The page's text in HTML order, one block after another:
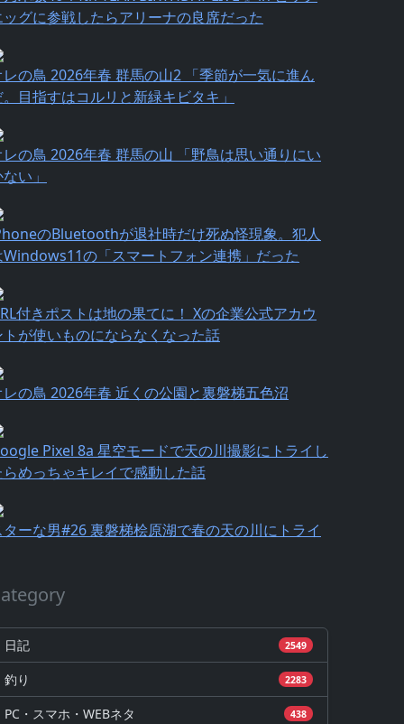
ッグに参戦したらアリーナの良席だった
レの鳥 2026年春 群馬の山2 「季節が一気に進ん
目指すはコルリと新緑キビタキ」
レの鳥 2026年春 群馬の山 「野鳥は思い通りにい
い」
のBluetoothが退社時だけ死ぬ怪現象。犯人
Windows11の「スマートフォン連携」だった
付きポストは地の果てに！ Xの企業公式アカウ
トが使いものにならなくなった話
レの鳥 2026年春 近くの公園と裏磐梯五色沼
Pixel 8a 星空モードで天の川撮影にトライし
らめっちゃキレイで感動した話
ターな男#26 裏磐梯桧原湖で春の天の川にトライ
日記 2549
釣り 2283
PC・スマホ・WEBネタ 438